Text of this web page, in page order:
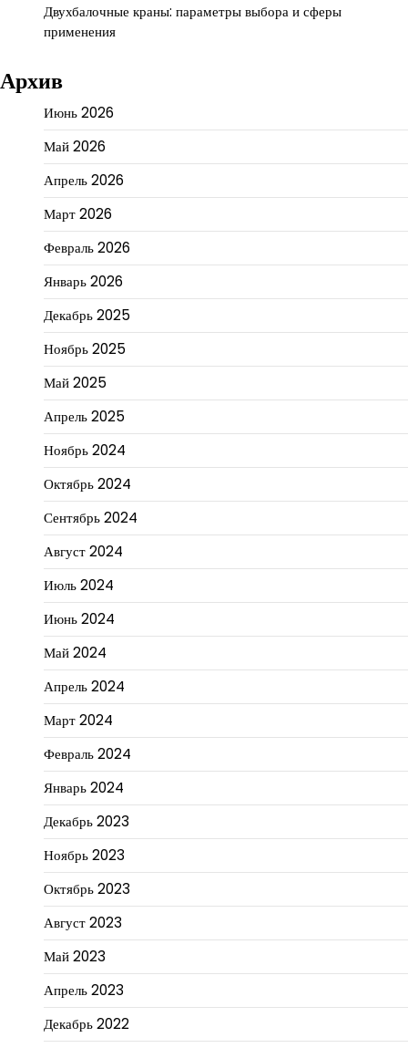
Двухбалочные краны: параметры выбора и сферы
применения
Архив
Июнь 2026
Май 2026
Апрель 2026
Март 2026
Февраль 2026
Январь 2026
Декабрь 2025
Ноябрь 2025
Май 2025
Апрель 2025
Ноябрь 2024
Октябрь 2024
Сентябрь 2024
Август 2024
Июль 2024
Июнь 2024
Май 2024
Апрель 2024
Март 2024
Февраль 2024
Январь 2024
Декабрь 2023
Ноябрь 2023
Октябрь 2023
Август 2023
Май 2023
Апрель 2023
Декабрь 2022